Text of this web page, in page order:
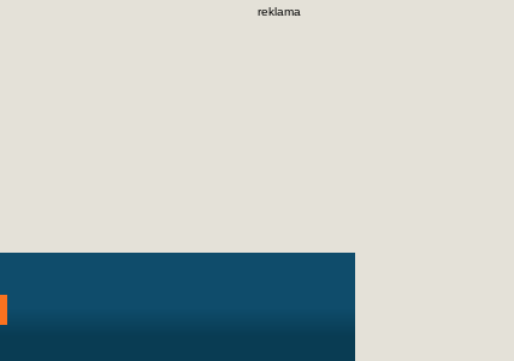
reklama